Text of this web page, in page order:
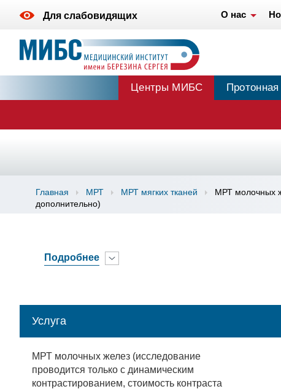
Для слабовидящих О нас
Центры МИБС
Главная МРТ МРТ мягких тканей
МРТ молочных
дополнительно)
Подробнее
Услуга
МРТ молочных желез (исследование
проводится только с динамическим
контрастированием, стоимость контраста